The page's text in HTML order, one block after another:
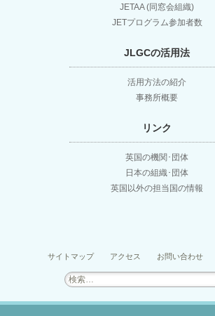
JETAA (同窓会組織)
JETプログラム参加者数
JLGCの活用法
活用方法の紹介
事務所概要
リンク
英国の機関･団体
日本の組織･団体
英国以外の担当国の情報
サイトマップ アクセス お問い合わせ
検
索: